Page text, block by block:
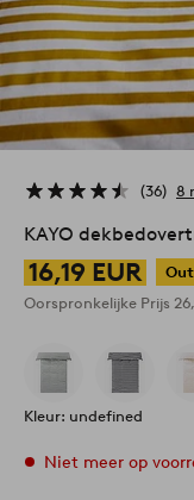
36 8
KAYO
16,19 EUR
Oorspronkelijke Prijs
Kleur: undefined
Niet meer op